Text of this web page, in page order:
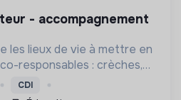
les lieux de vie à mettre en
responsables : crèches,
de loisirs.
CDI